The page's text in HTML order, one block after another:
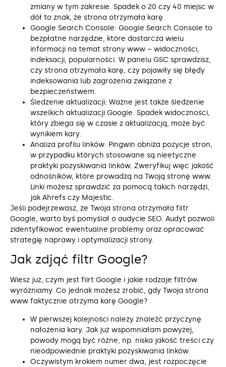
zmiany w tym zakresie. Spadek o 20 czy 40 miejsc w
dół to znak, że strona otrzymała karę.
Google Search Console: Google Search Console to
bezpłatne narzędzie, które dostarcza wielu
informacji na temat strony www – widoczności,
indeksacji, popularności. W panelu GSC sprawdzisz,
czy strona otrzymała karę, czy pojawiły się błędy
indeksowania lub zagrożenia związane z
bezpieczeństwem.
Śledzenie aktualizacji: Ważne jest także śledzenie
wszelkich aktualizacji Google. Spadek widoczności,
który zbiega się w czasie z aktualizacją, może być
wynikiem kary.
Analiza profilu linków: Pingwin obniża pozycje stron,
w przypadku których stosowane są nieetyczne
praktyki pozyskiwania linków. Zweryfikuj więc jakość
odnośników, które prowadzą na Twoją stronę www.
Linki możesz sprawdzić za pomocą takich narzędzi,
jak Ahrefs czy Majestic.
Jeśli podejrzewasz, że Twoja strona otrzymała filtr
Google, warto byś pomyślał o audycie SEO. Audyt pozwoli
zidentyfikować ewentualne problemy oraz opracować
strategię naprawy i optymalizacji strony.
Jak zdjąć filtr Google?
Wiesz już, czym jest flirt Google i jakie rodzaje filtrów
wyróżniamy. Co jednak możesz zrobić, gdy Twoja strona
www faktycznie otrzyma karę Google?
W pierwszej kolejności należy znaleźć przyczynę
nałożenia kary. Jak już wspomniałam powyżej,
powody mogą być różne, np. niska jakość treści czy
nieodpowiednie praktyki pozyskiwania linków.
Oczywistym krokiem numer dwa, jest rozpoczęcie